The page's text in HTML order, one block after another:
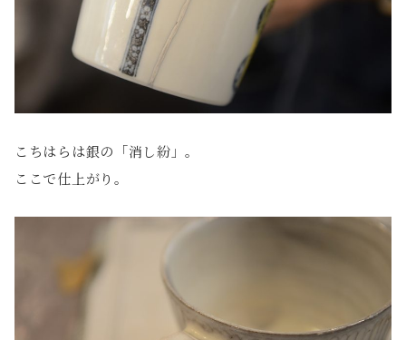
こちはらは銀の「消し紛」。
ここで仕上がり。